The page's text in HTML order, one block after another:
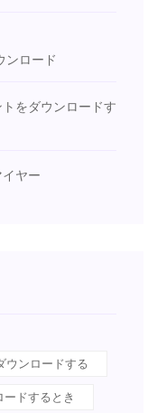
ンロード
をダウンロードす
ヤー
ウンロードする
ドするとき